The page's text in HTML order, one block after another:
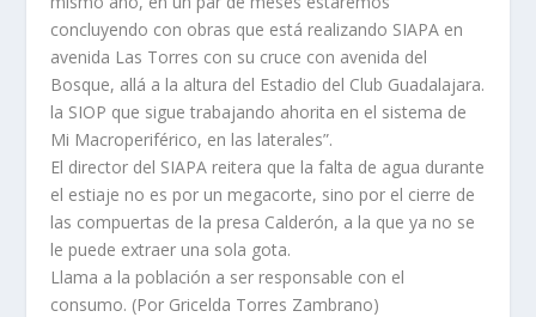
concluyendo con obras que está realizando SIAPA en
avenida Las Torres con su cruce con avenida del
Bosque, allá a la altura del Estadio del Club Guadalajara.
la SIOP que sigue trabajando ahorita en el sistema de
Mi Macroperiférico, en las laterales”.
El director del SIAPA reitera que la falta de agua durante
el estiaje no es por un megacorte, sino por el cierre de
las compuertas de la presa Calderón, a la que ya no se
le puede extraer una sola gota.
Llama a la población a ser responsable con el
consumo. (Por Gricelda Torres Zambrano)